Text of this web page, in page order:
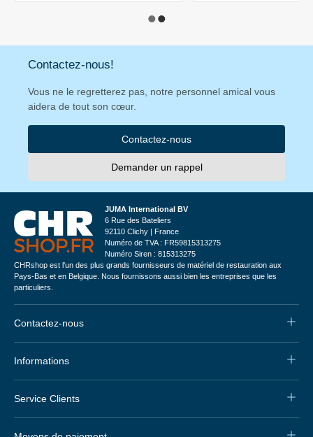
Contactez-nous!
Vous ne le regretterez pas, notre personnel amical vous
aidera de tout son cœur.
Contactez-nous
Demander un rappel
JUMA International BV
6 Rue des Bateliers
92110 Clichy | France
Numéro de TVA : FR59815313275
Numéro Siren : 815313275
CHRshop est l'un des plus grands fournisseurs de matériel de restauration aux
Pays-Bas et en Belgique. Nous fournissons aussi bien les entreprises que les
particuliers.
Contactez-nous
Informations
Service Clients